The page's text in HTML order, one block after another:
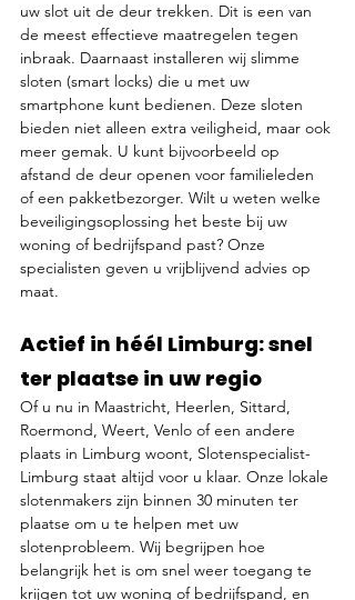
uw slot uit de deur trekken. Dit is een van
de meest effectieve maatregelen tegen
inbraak. Daarnaast installeren wij slimme
sloten (smart locks) die u met uw
smartphone kunt bedienen. Deze sloten
bieden niet alleen extra veiligheid, maar ook
meer gemak. U kunt bijvoorbeeld op
afstand de deur openen voor familieleden
of een pakketbezorger. Wilt u weten welke
beveiligingsoplossing het beste bij uw
woning of bedrijfspand past? Onze
specialisten geven u vrijblijvend advies op
maat.
Actief in héél Limburg: snel
ter plaatse in uw regio
Of u nu in Maastricht, Heerlen, Sittard,
Roermond, Weert, Venlo of een andere
plaats in Limburg woont, Slotenspecialist-
Limburg staat altijd voor u klaar. Onze lokale
slotenmakers zijn binnen 30 minuten ter
plaatse om u te helpen met uw
slotenprobleem. Wij begrijpen hoe
belangrijk het is om snel weer toegang te
krijgen tot uw woning of bedrijfspand, en